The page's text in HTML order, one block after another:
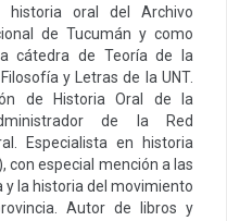
oral del Archivo
de Tucumán y como
cátedra de Teoría de la
y Letras de la UNT.
de Historia Oral de la
de la Red
Especialista en historia
con especial mención a las
la historia del movimiento
Autor de libros y